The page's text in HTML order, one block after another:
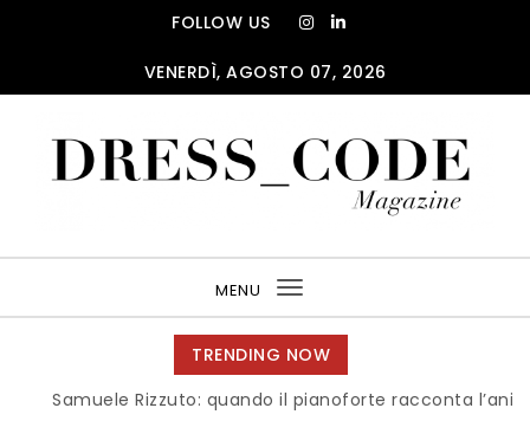
FOLLOW US
VENERDÌ, AGOSTO 07, 2026
MENU
Toggle
navigation
TRENDING NOW
Samuele Rizzuto: quando il pianoforte racconta l’anima